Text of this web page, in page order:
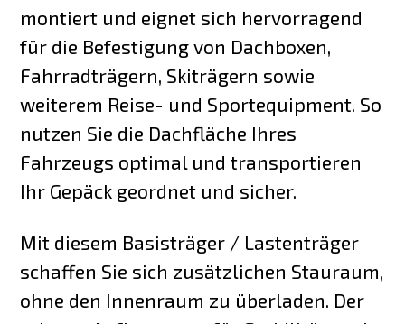
montiert und eignet sich hervorragend
für die Befestigung von Dachboxen,
Fahrradträgern, Skiträgern sowie
weiterem Reise- und Sportequipment. So
nutzen Sie die Dachfläche Ihres
Fahrzeugs optimal und transportieren
Ihr Gepäck geordnet und sicher.
Mit diesem Basisträger / Lastenträger
schaffen Sie sich zusätzlichen Stauraum,
ohne den Innenraum zu überladen. Der